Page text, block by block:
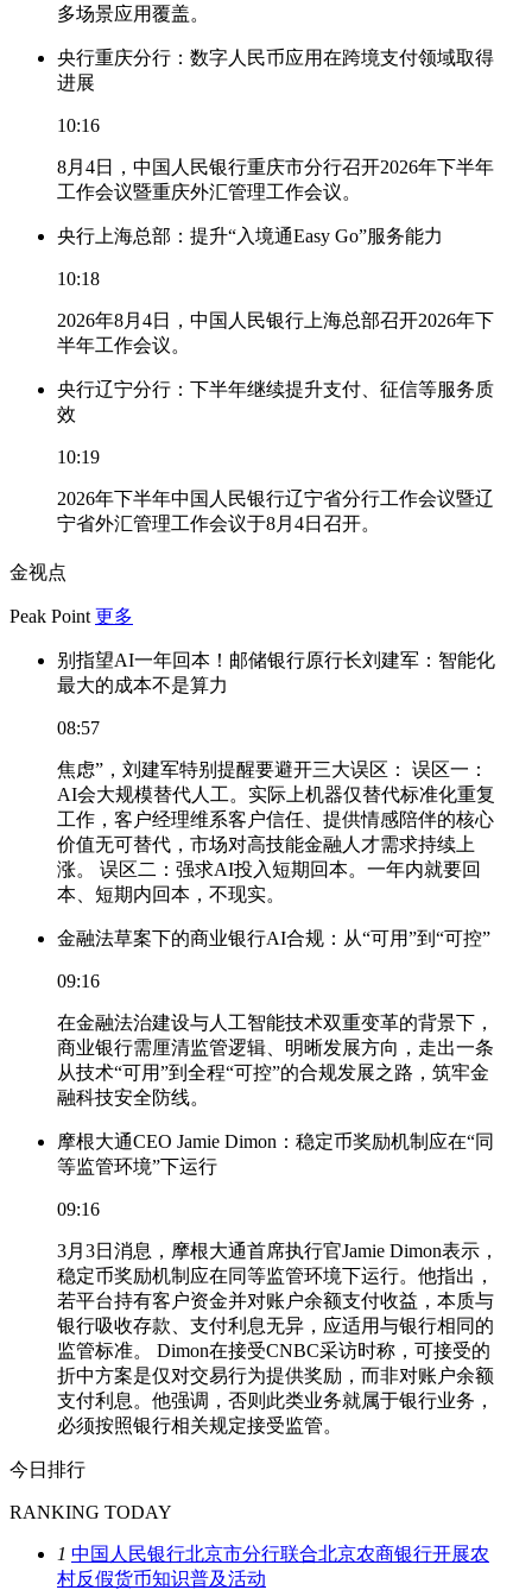
多场景应用覆盖。
央行重庆分行：数字人民币应用在跨境支付领域取得
进展
10:16
8月4日，中国人民银行重庆市分行召开2026年下半年
工作会议暨重庆外汇管理工作会议。
央行上海总部：提升“入境通Easy Go”服务能力
10:18
2026年8月4日，中国人民银行上海总部召开2026年下
半年工作会议。
央行辽宁分行：下半年继续提升支付、征信等服务质
效
10:19
2026年下半年中国人民银行辽宁省分行工作会议暨辽
宁省外汇管理工作会议于8月4日召开。
金视点
Peak Point 更多
别指望AI一年回本！邮储银行原行长刘建军：智能化
最大的成本不是算力
08:57
焦虑”，刘建军特别提醒要避开三大误区： 误区一：
AI会大规模替代人工。实际上机器仅替代标准化重复
工作，客户经理维系客户信任、提供情感陪伴的核心
价值无可替代，市场对高技能金融人才需求持续上
涨。 误区二：强求AI投入短期回本。一年内就要回
本、短期内回本，不现实。
金融法草案下的商业银行AI合规：从“可用”到“可控”
09:16
在金融法治建设与人工智能技术双重变革的背景下，
商业银行需厘清监管逻辑、明晰发展方向，走出一条
从技术“可用”到全程“可控”的合规发展之路，筑牢金
融科技安全防线。
摩根大通CEO Jamie Dimon：稳定币奖励机制应在“同
等监管环境”下运行
09:16
3月3日消息，摩根大通首席执行官Jamie Dimon表示，
稳定币奖励机制应在同等监管环境下运行。他指出，
若平台持有客户资金并对账户余额支付收益，本质与
银行吸收存款、支付利息无异，应适用与银行相同的
监管标准。 Dimon在接受CNBC采访时称，可接受的
折中方案是仅对交易行为提供奖励，而非对账户余额
支付利息。他强调，否则此类业务就属于银行业务，
必须按照银行相关规定接受监管。
今日排行
RANKING TODAY
1 中国人民银行北京市分行联合北京农商银行开展农
村反假货币知识普及活动